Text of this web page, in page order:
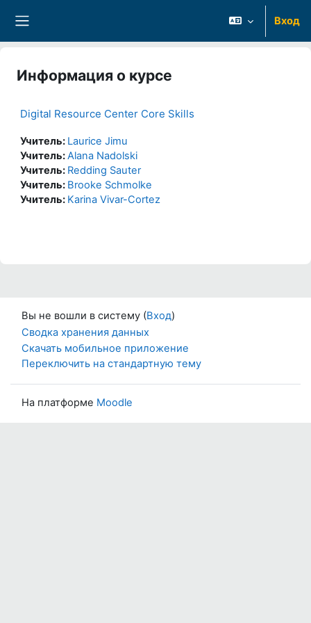
Вход
Информация о курсе
Digital Resource Center Core Skills
Учитель: Laurice Jimu
Учитель:Alana Nadolski
Учитель: Redding Sauter
Учитель: Brooke Schmolke
Учитель: Karina Vivar-Cortez
Вы не вошли в систему (Вход)
Сводка хранения данных
Скачать мобильное приложение
Переключить на стандартную тему
На платформе Moodle